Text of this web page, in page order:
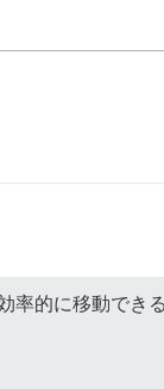
率的に移動でき